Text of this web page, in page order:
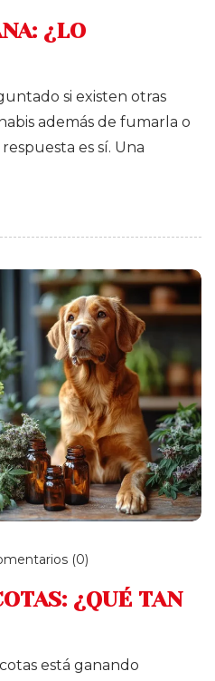
¿LO
si existen otras
además de fumarla o
es sí. Una
(0)
¿QUÉ TAN
está ganando